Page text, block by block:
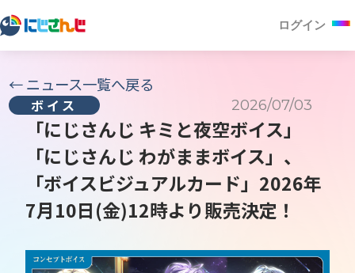
ログイン
←ニュース一覧へ戻る
ボイス 2026/07/03
「にじさんじ キミと夜空ボイス」
「にじさんじ わがままボイス」、
「ボイスビジュアルカード」2026年
7月10日(金)12時より販売決定！